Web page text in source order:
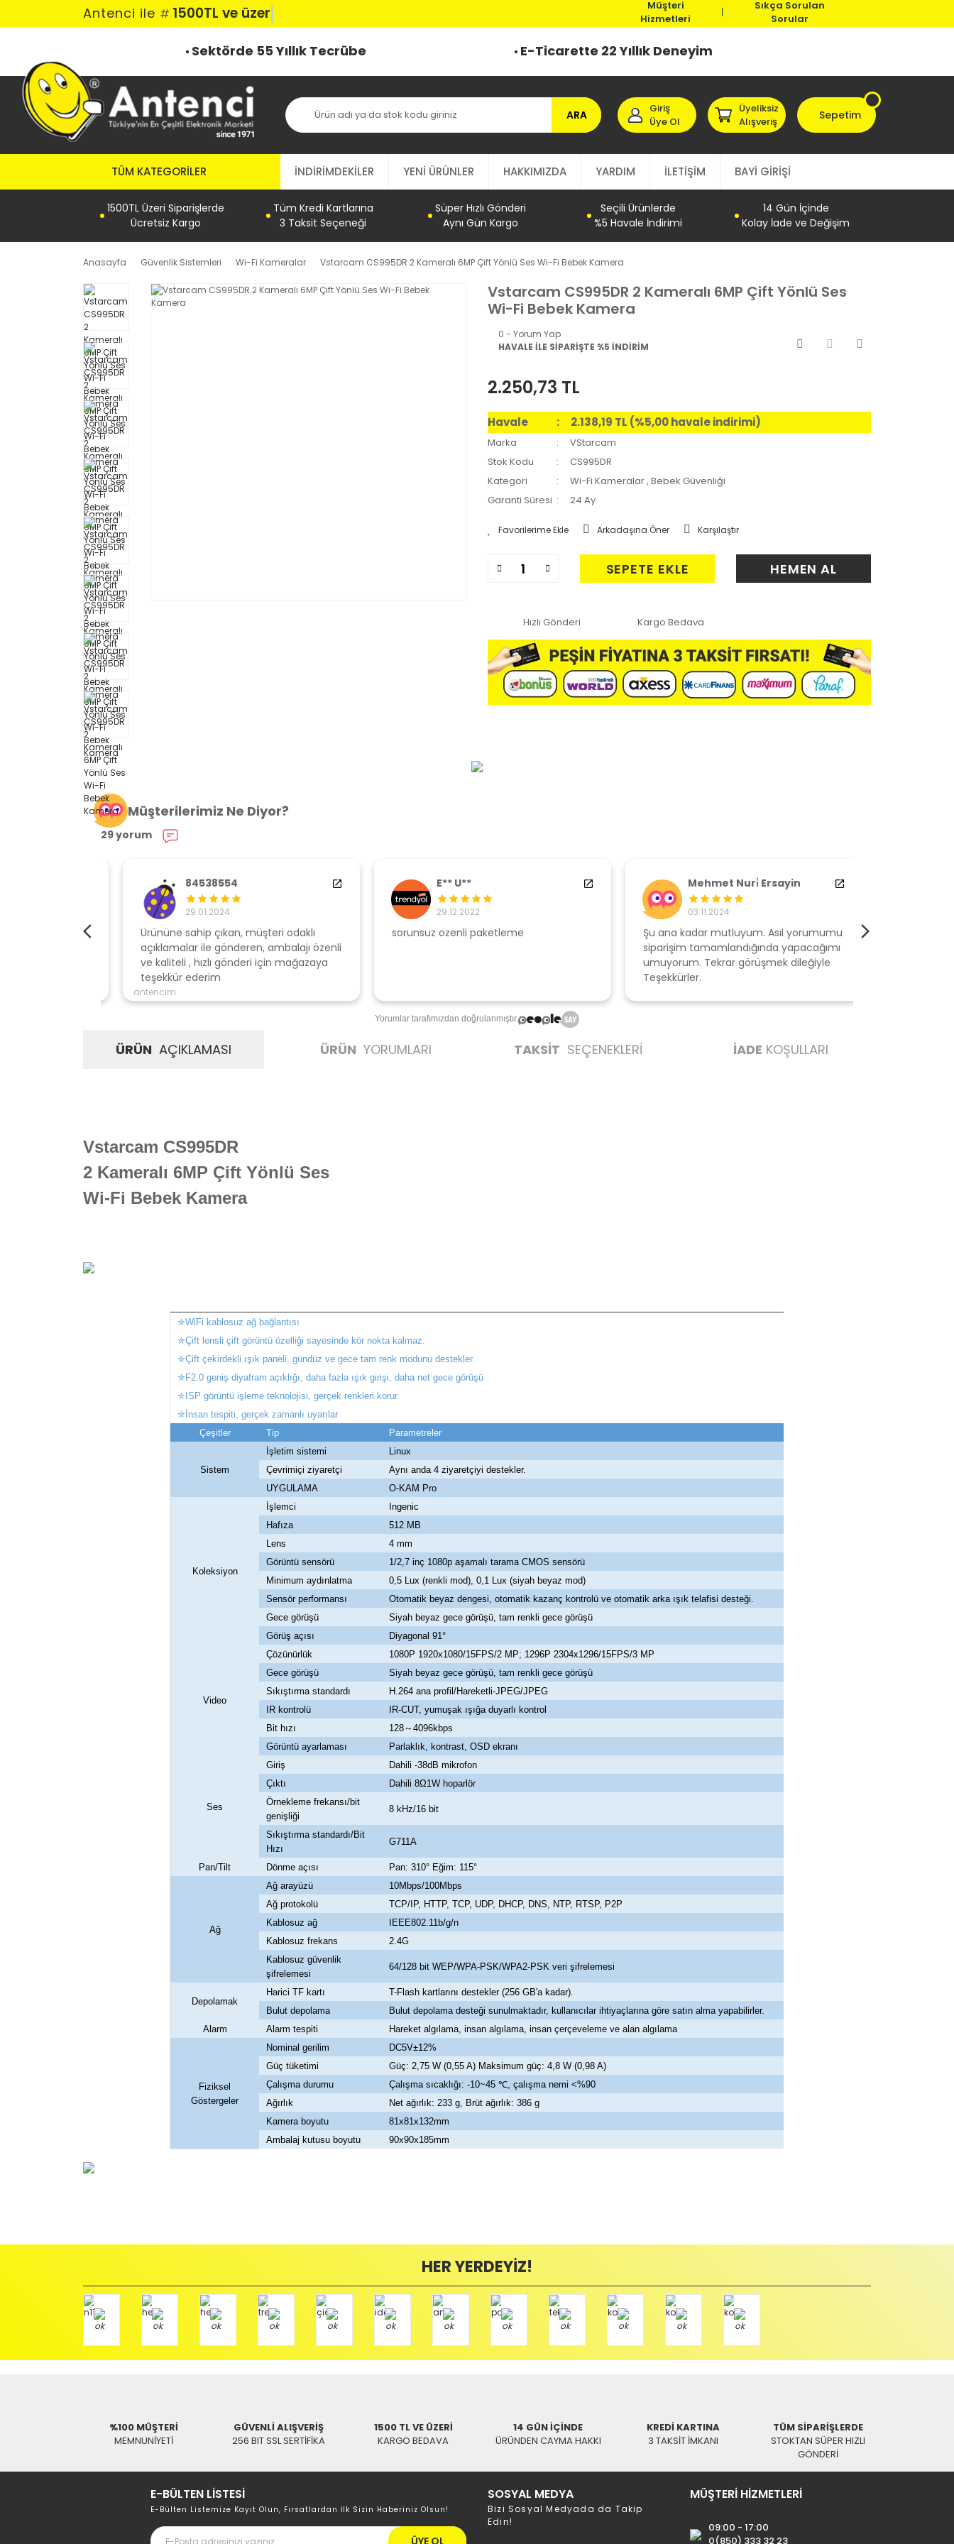
Antenci ile # 1500TL ve üzeri ka
Müşteri
Hizmetleri
Sıkça Sorulan
Sorular
Sektörde 55 Yıllık Tecrübe E-Ticarette 22 Yıllık Deneyim
ARA
Giriş
Üye Ol
Üyeliksiz
Alışveriş
Sepetim
TÜM KATEGORILER İNDİRİMDEKİLER YENİ ÜRÜNLER HAKKIMIZDA YARDIM İLETİŞİM BAYİ GİRİŞİ
1500TL Üzeri Siparişlerde
Ücretsiz Kargo
Tüm Kredi Kartlarına
3 Taksit Seçeneği
Süper Hızlı Gönderi
Aynı Gün Kargo
Seçili Ürünlerde
%5 Havale İndirimi
14 Gün İçinde
Kolay İade ve Değişim
Anasayfa Güvenlik Sistemleri Wi-Fi Kameralar Vstarcam CS995DR 2 Kameralı 6MP Çift Yönlü Ses Wi-Fi Bebek Kamera
Vstarcam CS995DR 2 Kameralı 6MP Çift Yönlü Ses
Wi-Fi Bebek Kamera
0 - Yorum Yap
HAVALE İLE SİPARİŞTE %5 İNDİRİM
2.250,73 TL
Havale 2.138,19 TL (%5,00 havale indirimi)
Marka
VStarcam
Stok Kodu
CS995DR
Kategori
Wi-Fi Kameralar,Bebek Güvenliği
Garanti Süresi
24 Ay
Arkadaşına Öner Karşılaştır
SEPETE EKLE HEMEN AL
Hızlı Gönderi Kargo Bedava
Müşterilerimiz Ne Diyor?
29 yorum
84538554
29.01.2024
Ürününe sahip çıkan, müşteri odaklı
açıklamalar ile gönderen, ambalajı özenli
ve kaliteli , hızlı gönderi için mağazaya
teşekkür ederim
antencim
E** U**
29.12.2022
sorunsuz ozenli paketleme
Mehmet Nuri̇ Ersayin
03.11.2024
Şu ana kadar mutluyum. Asıl yorumumu
siparişim tamamlandığında yapacağımı
umuyorum. Tekrar görüşmek dileğiyle
Teşekkürler.
Yorumlar tarafımızdan doğrulanmıştır.
ÜRÜN AÇIKLAMASI ÜRÜN YORUMLARI TAKSİT SEÇENEKLERİ İADE KOŞULLARI
Vstarcam CS995DR
2 Kameralı 6MP Çift Yönlü Ses
Wi-Fi Bebek Kamera
✮WiFi kablosuz ağ bağlantısı
✮Çift lensli çift görüntü özelliği sayesinde kör nokta kalmaz.
✮Çift çekirdekli ışık paneli, gündüz ve gece tam renk modunu destekler.
✮F2.0 geniş diyafram açıklığı, daha fazla ışık girişi, daha net gece görüşü
✮ISP görüntü işleme teknolojisi, gerçek renkleri korur.
✮İnsan tespiti, gerçek zamanlı uyarılar
Çeşitler
Tip Parametreler
Sistem
İşletim sistemi
Linux
Çevrimiçi ziyaretçi
Aynı anda 4 ziyaretçiyi destekler.
UYGULAMA
O-KAM Pro
Koleksiyon
İşlemci
Ingenic
Hafıza
512 MB
Lens
4 mm
Görüntü sensörü
1/2,7 inç 1080p aşamalı tarama CMOS sensörü
Minimum aydınlatma
0,5 Lux (renkli mod), 0,1 Lux (siyah beyaz mod)
Sensör performansı
Otomatik beyaz dengesi, otomatik kazanç kontrolü ve otomatik arka ışık telafisi desteği.
Gece görüşü
Siyah beyaz gece görüşü, tam renkli gece görüşü
Görüş açısı
Diyagonal 91°
Video
Çözünürlük
1080P 1920x1080/15FPS/2 MP; 1296P 2304x1296/15FPS/3 MP
Gece görüşü
Siyah beyaz gece görüşü, tam renkli gece görüşü
Sıkıştırma standardı
H.264 ana profil/Hareketli-JPEG/JPEG
IR kontrolü
IR-CUT, yumuşak ışığa duyarlı kontrol
Bit hızı
128～4096kbps
Görüntü ayarlaması
Parlaklık, kontrast, OSD ekranı
Ses
Giriş
Dahili -38dB mikrofon
Çıktı
Dahili 8Ω1W hoparlör
Örnekleme frekansı/bit
genişliği
8 kHz/16 bit
Sıkıştırma standardı/Bit
Hızı
G711A
Pan/Tilt Dönme açısı Pan: 310° Eğim: 115°
Ağ
Ağ arayüzü
10Mbps/100Mbps
Ağ protokolü
TCP/IP, HTTP, TCP, UDP, DHCP, DNS, NTP, RTSP, P2P
Kablosuz ağ
IEEE802.11b/g/n
Kablosuz frekans
2.4G
Kablosuz güvenlik
şifrelemesi
64/128 bit WEP/WPA-PSK/WPA2-PSK veri şifrelemesi
Depolamak
Harici TF kartı
T-Flash kartlarını destekler (256 GB'a kadar).
Bulut depolama
Bulut depolama desteği sunulmaktadır, kullanıcılar ihtiyaçlarına göre satın alma yapabilirler.
Alarm
Alarm tespiti Hareket algılama, insan algılama, insan çerçeveleme ve alan algılama
Fiziksel
Göstergeler
Nominal gerilim
DC5V±12%
Güç tüketimi
Güç: 2,75 W (0,55 A) Maksimum güç: 4,8 W (0,98 A)
Çalışma durumu
Çalışma sıcaklığı: -10~45 ℃, çalışma nemi <%90
Ağırlık
Net ağırlık: 233 g, Brüt ağırlık: 386 g
Kamera boyutu
81x81x132mm
Ambalaj kutusu boyutu
90x90x185mm
Yorum Yaz
gerekir.
ödemeli olarak göndermenizi rica ederiz.
Antenci Elektronik San.Tic.Ltd.Şti.
Adres : Akıncılar Mh. Pancar Arkası Sk. No:10/B2 KARESİ / BALIKESİR
Aras Kargo Anlaşma No : 152 294 193 1342
HER YERDEYİZ!
%100 MÜŞTERİ
MEMNUNİYETİ
GÜVENLİ ALIŞVERİŞ
256 BIT SSL SERTİFİKA
1500 TL VE ÜZERİ
KARGO BEDAVA
14 GÜN İÇİNDE
ÜRÜNDEN CAYMA HAKKI
KREDİ KARTINA
3 TAKSİT İMKANI
TÜM SİPARİŞLERDE
STOKTAN SÜPER HIZLI
GÖNDERİ
E-BÜLTEN LİSTESİ
E-Bülten Listemize Kayıt Olun, Fırsatlardan İlk Sizin Haberiniz Olsun!
ÜYE OL
SOSYAL MEDYA
Bizi Sosyal Medyada da Takip
Edin!
MÜŞTERİ HİZMETLERİ
09:00 - 17:00
0(850) 333 32 23